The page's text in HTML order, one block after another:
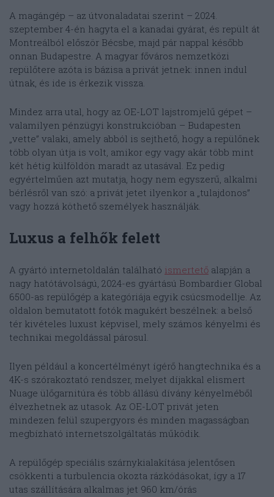
A magángép – az útvonaladatai szerint – 2024.
szeptember 4-én hagyta el a kanadai gyárat, és repült át
Montreálból először Bécsbe, majd pár nappal később
onnan Budapestre. A magyar főváros nemzetközi
repülőtere azóta is bázisa a privát jetnek: innen indul
útnak, és ide is érkezik vissza.
Mindez arra utal, hogy az OE-LOT lajstromjelű gépet –
valamilyen pénzügyi konstrukcióban – Budapesten
„vette” valaki, amely abból is sejthető, hogy a repülőnek
több olyan útja is volt, amikor egy vagy akár több mint
két hétig külföldön maradt az utasával. Ez pedig
egyértelműen azt mutatja, hogy nem egyszerű, alkalmi
bérlésről van szó: a privát jetet ilyenkor a „tulajdonos”
vagy hozzá köthető személyek használják.
Luxus a felhők felett
A gyártó internetoldalán található ismertető alapján a
nagy hatótávolságú, 2024-es gyártású Bombardier Global
6500-as repülőgép a kategóriája egyik csúcsmodellje. Az
oldalon bemutatott fotók magukért beszélnek: a belső
tér kivételes luxust képvisel, mely számos kényelmi és
technikai megoldással párosul.
Ilyen például a koncertélményt ígérő hangtechnika és a
4K-s szórakoztató rendszer, melyet díjakkal elismert
Nuage ülőgarnitúra és több állású dívány kényelméből
élvezhetnek az utasok. Az OE-LOT privát jeten
mindezen felül szupergyors és minden magasságban
megbízható internetszolgáltatás működik.
A repülőgép speciális szárnykialakítása jelentősen
csökkenti a turbulencia okozta rázkódásokat, így a 17
utas szállítására alkalmas jet 960 km/órás